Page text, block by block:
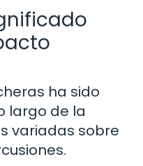
ha sido
largo de la
variadas sobre